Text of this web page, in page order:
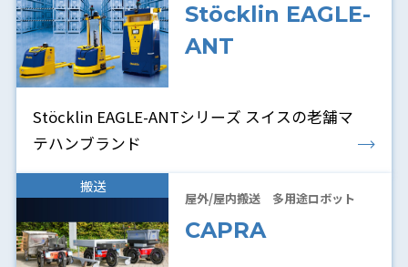
Stöcklin EAGLE-
ANT
Stöcklin EAGLE-ANTシリーズ スイスの老舗マ
テハンブランド
搬送
屋外/屋内搬送 多用途ロボット
CAPRA